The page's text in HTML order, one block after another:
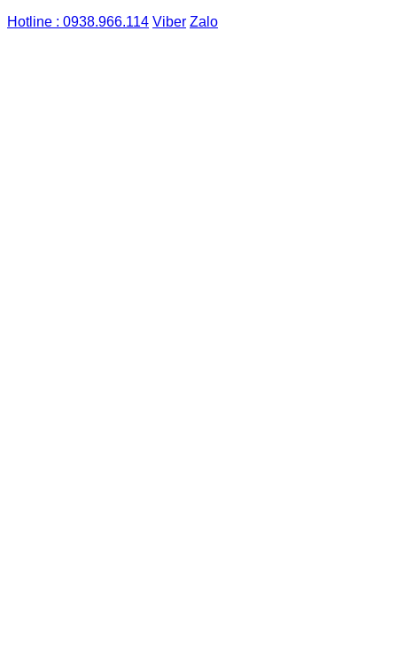
Hotline : 0938.966.114 Viber Zalo